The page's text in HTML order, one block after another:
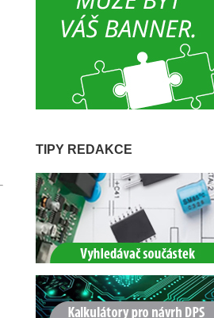
TIPY REDAKCE